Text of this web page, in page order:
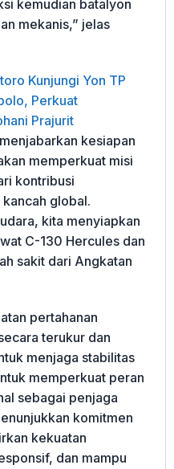
kemudian batalyon
mekanis,” jelas
Kunjungi Yon TP
Perkuat
Prajurit
kesiapan
memperkuat misi
kontribusi
global.
kita menyiapkan
C-130 Hercules dan
sakit dari Angkatan
pertahanan
terukur dan
menjaga stabilitas
memperkuat peran
sebagai penjaga
komitmen
kekuatan
dan mampu